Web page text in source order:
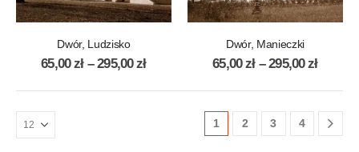
Dwór, Ludzisko
65,00zł – 295,00zł
Dwór, Manieczki
65,00zł – 295,00zł
1 2 3 4